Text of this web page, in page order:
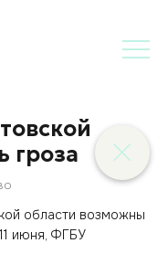
гроза
области возможны
июня, ФГБУ